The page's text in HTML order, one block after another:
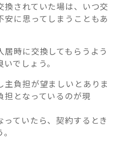
換されていた場は、いつ交
安に思ってしまうこともあ
時に交換してもらうよう
でしょう。
主負担が望ましいとありま
担となっているのが現
ていたら、契約するとき